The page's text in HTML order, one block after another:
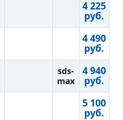
4 225
руб.
4 490
руб.
sds-
max
4 940
руб.
5 100
руб.